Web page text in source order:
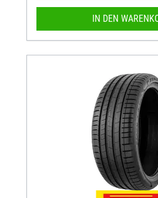
IN DEN